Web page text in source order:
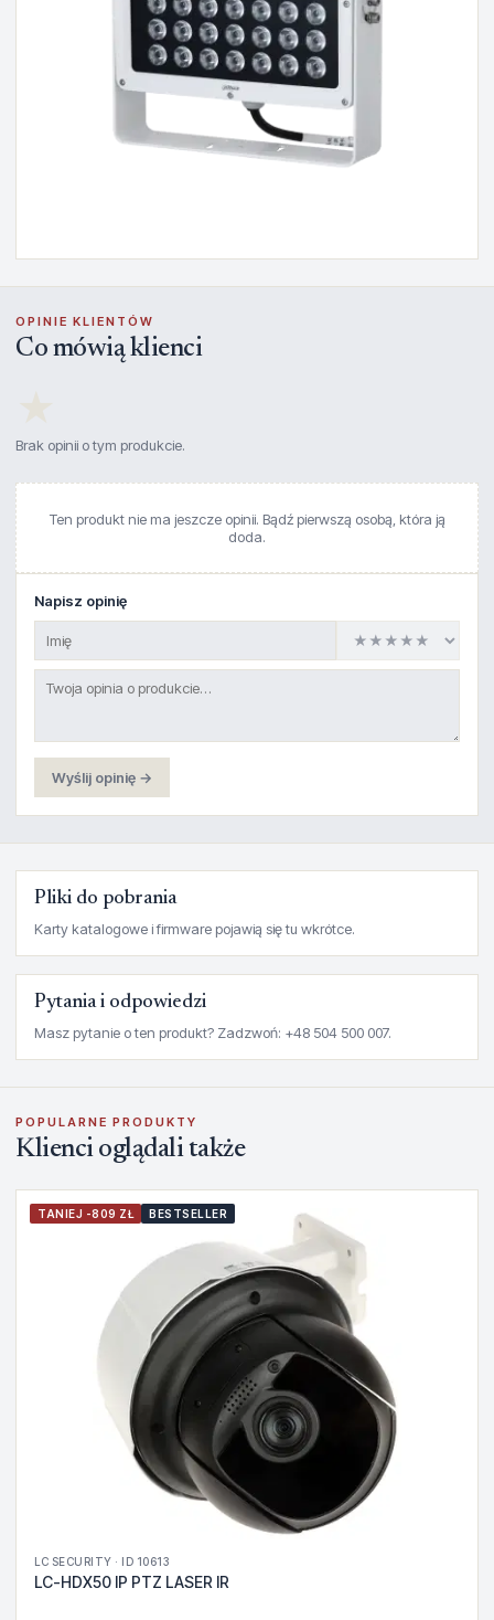
OPINIE KLIENTÓW
Co mówią klienci
Brak opinii o tym produkcie.
Ten produkt nie ma jeszcze opinii. Bądź pierwszą osobą, która ją
doda.
Napisz opinię
Wyślij opinię →
Pliki do pobrania
Karty katalogowe i firmware pojawią się tu wkrótce.
Pytania i odpowiedzi
Masz pytanie o ten produkt? Zadzwoń: +48 504 500 007.
POPULARNE PRODUKTY
Klienci oglądali także
TANIEJ -809 ZŁ BESTSELLER
LC SECURITY · ID 10613
LC-HDX50 IP PTZ LASER IR